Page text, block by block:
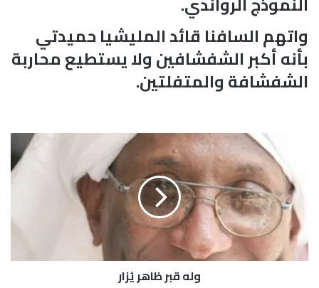
واتهم السافنا قائد المليشيا حميدتي
بأنه أكبر الشفشافين ولا يستطيع محاربة
الشفشافة والمتفلتين.
ظ
ا
ه
وله قبر ظاهر يُزار